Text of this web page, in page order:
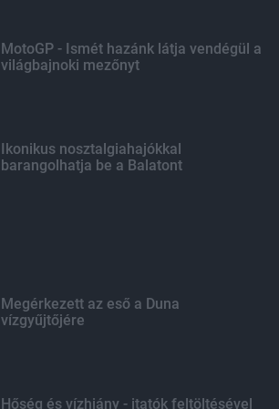
MotoGP - Ismét hazánk látja vendégül a
világbajnoki mezőnyt
Ikonikus nosztalgiahajókkal
barangolhatja be a Balatont
Megérkezett az eső a Duna
vízgyűjtőjére
Hőség és vízhiány - itatók feltöltésével